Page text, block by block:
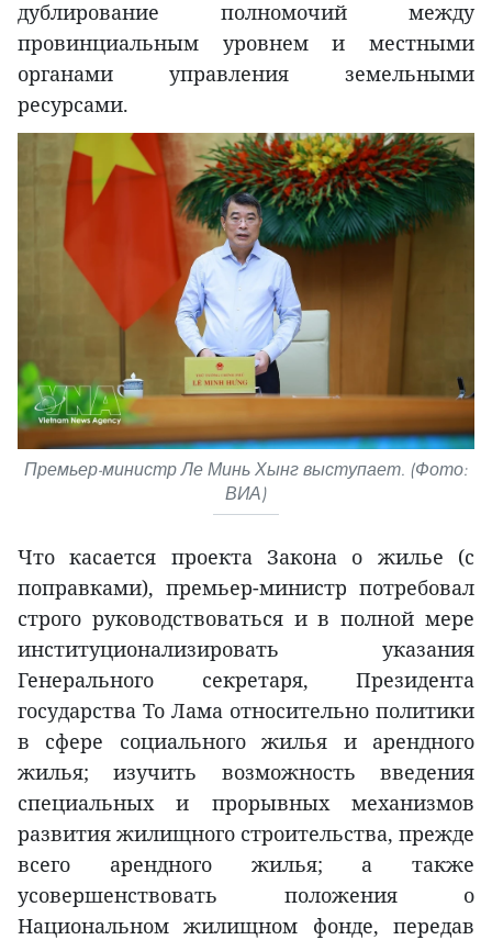
дублирование полномочий между
провинциальным уровнем и местными
органами управления земельными
ресурсами.
Премьер-министр Ле Минь Хынг выступает. (Фото:
ВИА)
Что касается проекта Закона о жилье (с
поправками), премьер-министр потребовал
строго руководствоваться и в полной мере
институционализировать указания
Генерального секретаря, Президента
государства То Лама относительно политики
в сфере социального жилья и арендного
жилья; изучить возможность введения
специальных и прорывных механизмов
развития жилищного строительства, прежде
всего арендного жилья; а также
усовершенствовать положения о
Национальном жилищном фонде, передав